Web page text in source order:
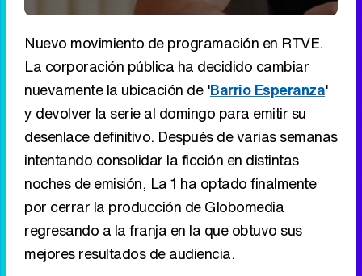
Nuevo movimiento de programación en RTVE.
La corporación pública ha decidido cambiar
nuevamente la ubicación de'Barrio Esperanza'
y devolver la serie al domingo para emitir su
desenlace definitivo. Después de varias semanas
intentando consolidar la ficción en distintas
noches de emisión, La 1 ha optado finalmente
por cerrar la producción de Globomedia
regresando a la franja en la que obtuvo sus
mejores resultados de audiencia.